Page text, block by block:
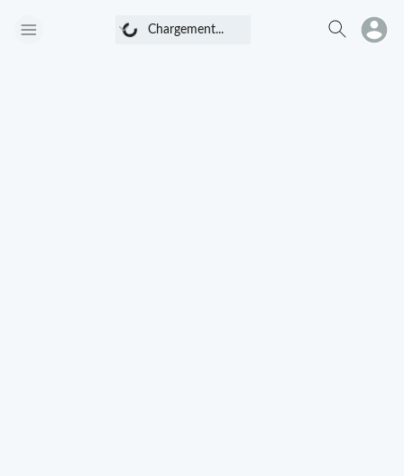
Chargement...
Chargement...